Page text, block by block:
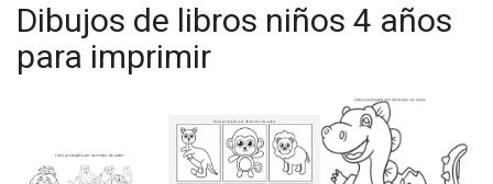
Dibujos de libros niños 4 años
para imprimir